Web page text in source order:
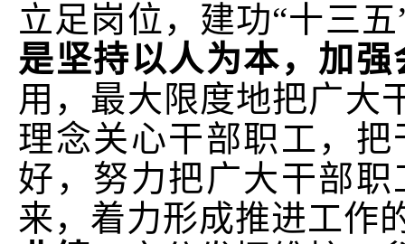
立足岗位，建功“十三
是坚持以人为本，加
用，最大限度地把广大
理念关心干部职工，
好，努力把广大干部
来，着力形成推进工作